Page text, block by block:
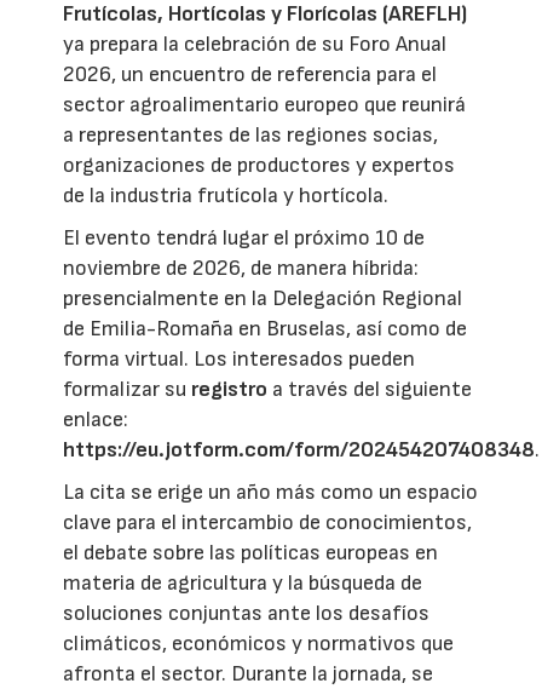
Frutícolas, Hortícolas y Florícolas (AREFLH)
ya prepara la celebración de su Foro Anual
2026, un encuentro de referencia para el
sector agroalimentario europeo que reunirá
a representantes de las regiones socias,
organizaciones de productores y expertos
de la industria frutícola y hortícola.
El evento tendrá lugar el próximo 10 de
noviembre de 2026, de manera híbrida:
presencialmente en la Delegación Regional
de Emilia-Romaña en Bruselas, así como de
forma virtual. Los interesados pueden
formalizar su registro a través del siguiente
enlace:
https://eu.jotform.com/form/202454207408348.
La cita se erige un año más como un espacio
clave para el intercambio de conocimientos,
el debate sobre las políticas europeas en
materia de agricultura y la búsqueda de
soluciones conjuntas ante los desafíos
climáticos, económicos y normativos que
afronta el sector. Durante la jornada, se